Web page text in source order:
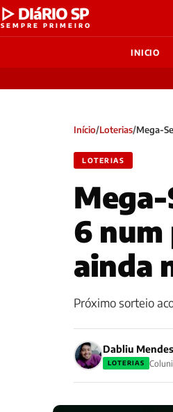
▷ DIáRIO SP
SEMPRE PRIMEIRO
INICIO
Início/Loterias/Mega-
LOTERIAS
6 num
ainda
Próximo sorteio
Dabliu Mendes
LOTERIAS